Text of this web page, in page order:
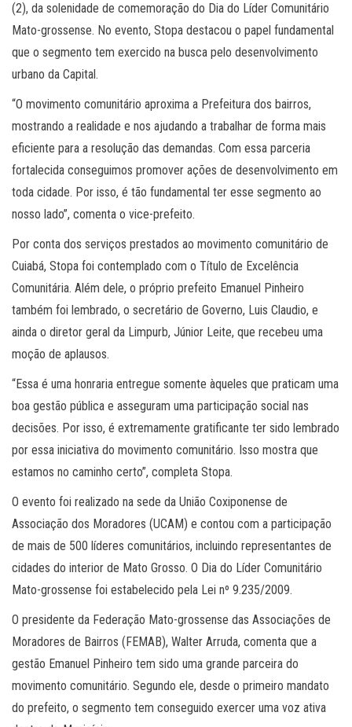
(2), da solenidade de comemoração do Dia do Líder Comunitário
Mato-grossense. No evento, Stopa destacou o papel fundamental
que o segmento tem exercido na busca pelo desenvolvimento
urbano da Capital.
“O movimento comunitário aproxima a Prefeitura dos bairros,
mostrando a realidade e nos ajudando a trabalhar de forma mais
eficiente para a resolução das demandas. Com essa parceria
fortalecida conseguimos promover ações de desenvolvimento em
toda cidade. Por isso, é tão fundamental ter esse segmento ao
nosso lado”, comenta o vice-prefeito.
Por conta dos serviços prestados ao movimento comunitário de
Cuiabá, Stopa foi contemplado com o Título de Excelência
Comunitária. Além dele, o próprio prefeito Emanuel Pinheiro
também foi lembrado, o secretário de Governo, Luis Claudio, e
ainda o diretor geral da Limpurb, Júnior Leite, que recebeu uma
moção de aplausos.
“Essa é uma honraria entregue somente àqueles que praticam uma
boa gestão pública e asseguram uma participação social nas
decisões. Por isso, é extremamente gratificante ter sido lembrado
por essa iniciativa do movimento comunitário. Isso mostra que
estamos no caminho certo”, completa Stopa.
O evento foi realizado na sede da União Coxiponense de
Associação dos Moradores (UCAM) e contou com a participação
de mais de 500 líderes comunitários, incluindo representantes de
cidades do interior de Mato Grosso. O Dia do Líder Comunitário
Mato-grossense foi estabelecido pela Lei nº 9.235/2009.
O presidente da Federação Mato-grossense das Associações de
Moradores de Bairros (FEMAB), Walter Arruda, comenta que a
gestão Emanuel Pinheiro tem sido uma grande parceira do
movimento comunitário. Segundo ele, desde o primeiro mandato
do prefeito, o segmento tem conseguido exercer uma voz ativa